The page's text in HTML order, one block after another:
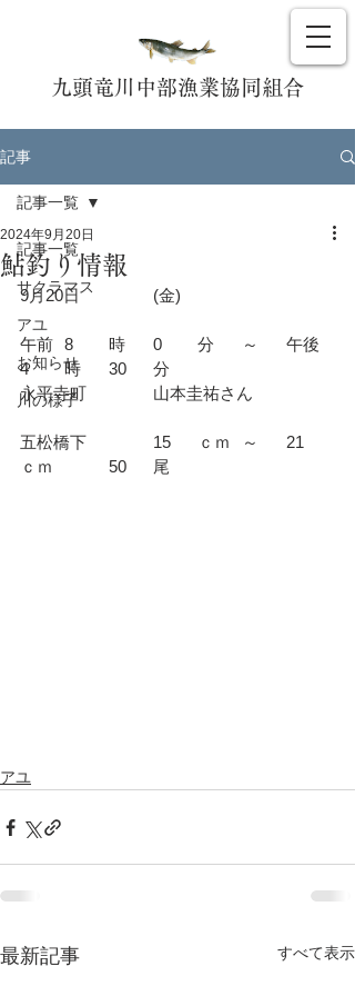
九頭竜川中部漁業協同組合
記事
記事一覧
サクラマス
アユ
お知らせ
川の様子
記事一覧
鮎釣り情報
2024年9月20日
9月20日		(金)
午前	8	時	0	分	～	午後
4	時	30	分
永平寺町		山本圭祐さん
五松橋下		15	ｃｍ	～	21
アユ
最新記事 すべて表示